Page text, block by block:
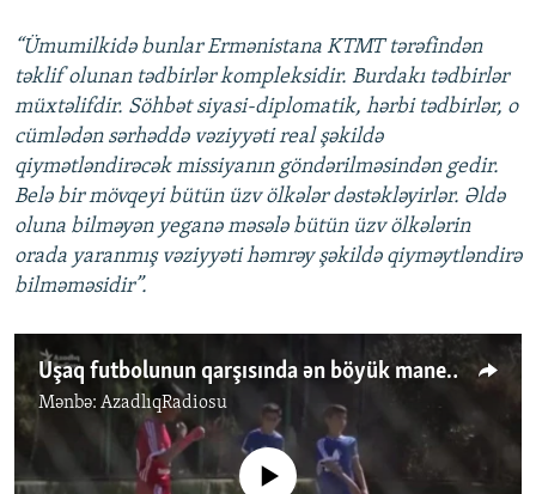
“Ümumilkidə bunlar Ermənistana KTMT tərəfindən
təklif olunan tədbirlər kompleksidir. Burdakı tədbirlər
müxtəlifdir. Söhbət siyasi-diplomatik, hərbi tədbirlər, o
cümlədən sərhəddə vəziyyəti real şəkildə
qiymətləndirəcək missiyanın göndərilməsindən gedir.
Belə bir mövqeyi bütün üzv ölkələr dəstəkləyirlər. Əldə
oluna bilməyən yeganə məsələ bütün üzv ölkələrin
orada yaranmış vəziyyəti həmrəy şəkildə qiyməytləndirə
bilməməsidir”.
Uşaq futbolunun qarşısında ən böyük maneə...
Mənbə: AzadlıqRadiosu
No media source currently available